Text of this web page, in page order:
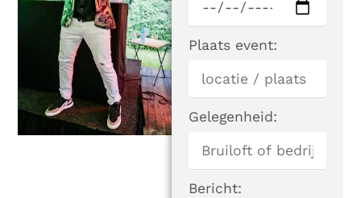
Plaats event:
Gelegenheid:
Bericht: